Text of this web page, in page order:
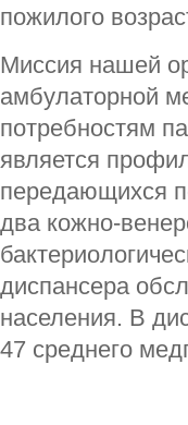
пожилого
Миссия нашей
амбулаторной
потребностям
является
передающихся
два кожно-
диспансера
населения. В
47 среднего